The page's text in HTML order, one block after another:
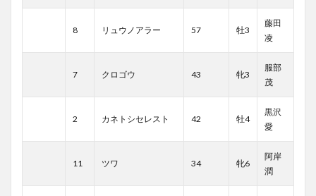
8 リュウノアラー 57 牡3
藤田
凌
7 クロゴウ 43 牝3
服部
茂
2 カネトシセレスト 42 牡4
黒沢
愛
11 ツワ 34 牝6
阿岸
潤